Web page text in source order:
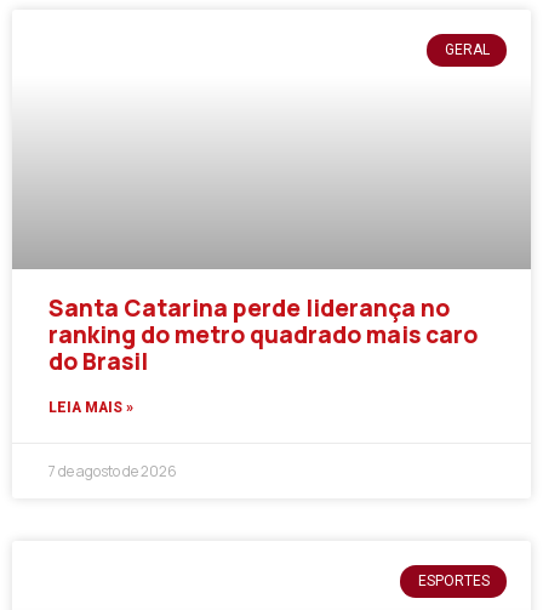
GERAL
Santa Catarina perde liderança no
ranking do metro quadrado mais caro
do Brasil
LEIA MAIS »
7 de agosto de 2026
ESPORTES